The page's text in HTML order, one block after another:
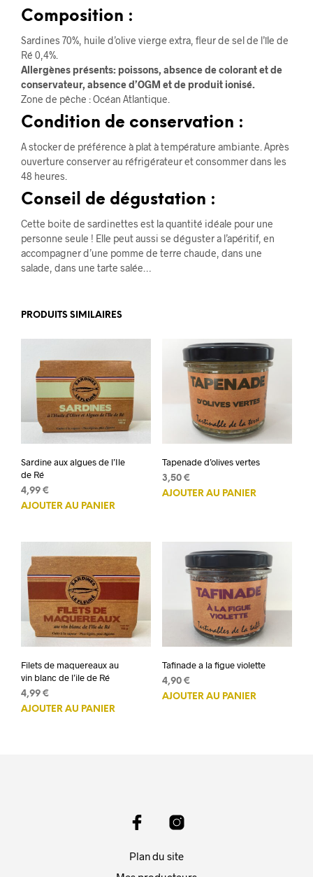
Composition :
Sardines 70%, huile d’olive vierge extra, fleur de sel de l’île de
Ré 0,4%.
Allergènes présents: poissons, absence de colorant et de
conservateur, absence d’OGM et de produit ionisé.
Zone de pêche : Océan Atlantique.
Condition de conservation :
A stocker de préférence à plat à température ambiante. Après
ouverture conserver au réfrigérateur et consommer dans les
48 heures.
Conseil de dégustation :
Cette boite de sardinettes est la quantité idéale pour une
personne seule ! Elle peut aussi se déguster a l’apéritif, en
accompagner d’une pomme de terre chaude, dans une
salade, dans une tarte salée…
PRODUITS SIMILAIRES
Sardine aux algues de l’Ile
de Ré
4,99 €
AJOUTER AU PANIER
Tapenade d’olives vertes
3,50 €
AJOUTER AU PANIER
Filets de maquereaux au
vin blanc de l’ile de Ré
4,99 €
AJOUTER AU PANIER
Tafinade a la figue violette
4,90 €
AJOUTER AU PANIER
Plan du site